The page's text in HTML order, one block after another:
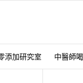
添加研究室 中醫師